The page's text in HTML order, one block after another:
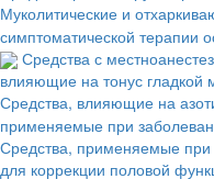
Муколитические и
симптоматической терапии
Средства с
влияющие на тонус гладкой
Средства, влияющие на
применяемые при
Средства, применяемые
для коррекции половой